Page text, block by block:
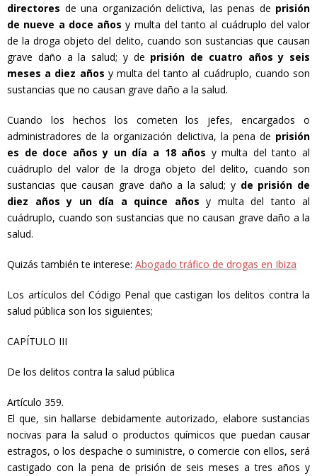
directores de una organización delictiva, las penas de prisión
de nueve a doce años y multa del tanto al cuádruplo del valor
de la droga objeto del delito, cuando son sustancias que causan
grave daño a la salud; y de prisión de cuatro años y seis
meses a diez años y multa del tanto al cuádruplo, cuando son
sustancias que no causan grave daño a la salud.
Cuando los hechos los cometen los jefes, encargados o
administradores de la organización delictiva, la pena de prisión
es de doce años y un día a 18 años y multa del tanto al
cuádruplo del valor de la droga objeto del delito, cuando son
sustancias que causan grave daño a la salud; y de prisión de
diez años y un día a quince años y multa del tanto al
cuádruplo, cuando son sustancias que no causan grave daño a la
salud.
Quizás también te interese: Abogado tráfico de drogas en Ibiza
Los artículos del Código Penal que castigan los delitos contra la
salud pública son los siguientes;
CAPÍTULO III
De los delitos contra la salud pública
Artículo 359.
El que, sin hallarse debidamente autorizado, elabore sustancias
nocivas para la salud o productos químicos que puedan causar
estragos, o los despache o suministre, o comercie con ellos, será
castigado con la pena de prisión de seis meses a tres años y